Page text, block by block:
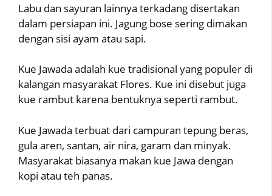
Labu dan sayuran lainnya terkadang disertakan
dalam persiapan ini. Jagung bose sering dimakan
dengan sisi ayam atau sapi.
Kue Jawada adalah kue tradisional yang populer di
kalangan masyarakat Flores. Kue ini disebut juga
kue rambut karena bentuknya seperti rambut.
Kue Jawada terbuat dari campuran tepung beras,
gula aren, santan, air nira, garam dan minyak.
Masyarakat biasanya makan kue Jawa dengan
kopi atau teh panas.